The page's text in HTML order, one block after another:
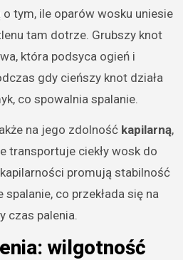
tym, ile oparów wosku uniesie
tam dotrze. Grubszy knot
która podsyca ogień i
gdy cieńszy knot działa
co spowalnia spalanie.
na jego zdolność kapilarną,
transportuje ciekły wosk do
promują stabilność
co przekłada się na
czas palenia.
wilgotność